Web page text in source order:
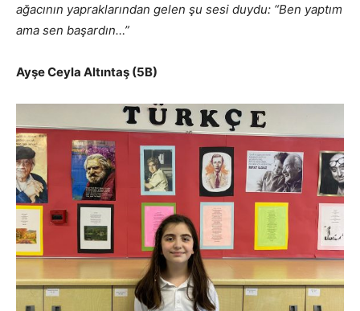
ağacının yapraklarından gelen şu sesi duydu: “Ben yaptım
ama sen başardın…”
Ayşe Ceyla Altıntaş (5B)